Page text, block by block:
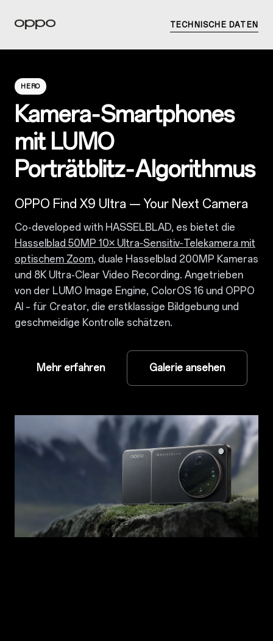
TECHNISCHE DATEN
HERO
Kamera‑Smartphones
mit LUMO
Porträtblitz‑Algorithmus
OPPO Find X9 Ultra — Your Next Camera
Co-developed with HASSELBLAD, es bietet die
Hasselblad 50MP 10× Ultra‑Sensitiv‑Telekamera mit
optischem Zoom, duale Hasselblad 200MP Kameras
und 8K Ultra-Clear Video Recording. Angetrieben
von der LUMO Image Engine, ColorOS 16 und OPPO
AI – für Creator, die erstklassige Bildgebung und
geschmeidige Kontrolle schätzen.
Mehr erfahren Galerie ansehen